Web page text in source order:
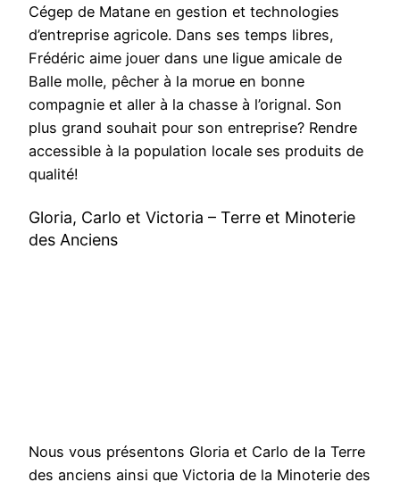
Cégep de Matane en gestion et technologies
d’entreprise agricole. Dans ses temps libres,
Frédéric aime jouer dans une ligue amicale de
Balle molle, pêcher à la morue en bonne
compagnie et aller à la chasse à l’orignal. Son
plus grand souhait pour son entreprise? Rendre
accessible à la population locale ses produits de
qualité!
Gloria, Carlo et Victoria – Terre et Minoterie
des Anciens
Nous vous présentons Gloria et Carlo de la Terre
des anciens ainsi que Victoria de la Minoterie des